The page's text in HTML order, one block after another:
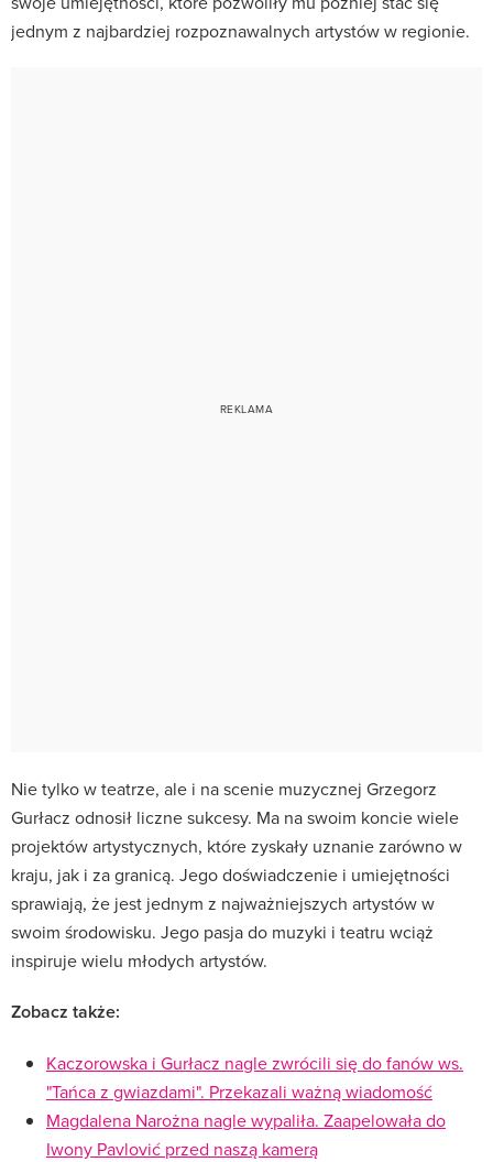
jednym z najbardziej rozpoznawalnych artystów w regionie.
Nie tylko w teatrze, ale i na scenie muzycznej Grzegorz
Gurłacz odnosił liczne sukcesy. Ma na swoim koncie wiele
projektów artystycznych, które zyskały uznanie zarówno w
kraju, jak i za granicą. Jego doświadczenie i umiejętności
sprawiają, że jest jednym z najważniejszych artystów w
swoim środowisku. Jego pasja do muzyki i teatru wciąż
inspiruje wielu młodych artystów.
Zobacz także:
Kaczorowska i Gurłacz nagle zwrócili się do fanów ws.
"Tańca z gwiazdami". Przekazali ważną wiadomość
Magdalena Narożna nagle wypaliła. Zaapelowała do
Iwony Pavlović przed naszą kamerą